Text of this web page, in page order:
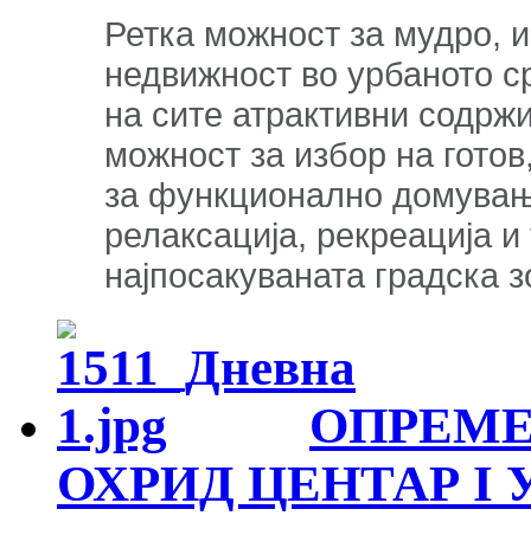
Ретка можност за мудро,
недвижност во урбаното
на сите атрактивни
можност за избор на
за функционално
релаксација, рекреација
најпосакуваната
ОХРИД ЦЕНТАР I